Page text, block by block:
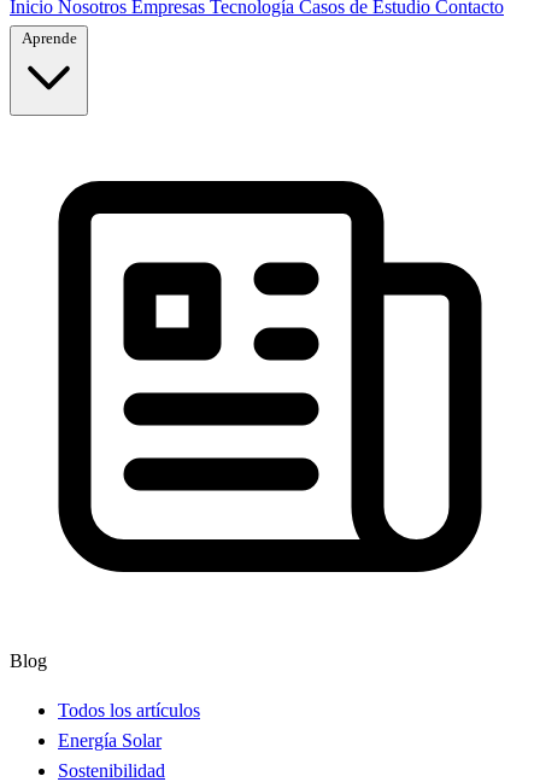
Inicio Nosotros Empresas Tecnología Casos de Estudio Contacto
Aprende
Blog
Todos los artículos
Energía Solar
Sostenibilidad